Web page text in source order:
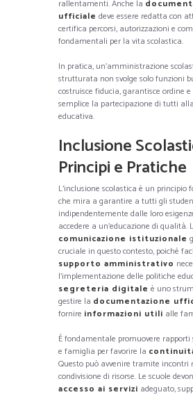
rallentamenti. Anche la
ufficiale deve essere redatta con
certifica percorsi, autorizzazioni e
fondamentali per la vita scolastica.
In pratica, un’amministrazione
strutturata non svolge solo funzioni
costruisce fiducia, garantisce ordine
semplice la partecipazione di tutti
educativa.
Inclusione
Principi e Pratiche
L’inclusione scolastica è un principio
che mira a garantire a tutti gli
indipendentemente dalle loro
accedere a un’educazione di qualità.
comunicazione istituzionale
cruciale in questo contesto, poiché
supporto amministrativo
l’implementazione delle politiche
segreteria digitale è uno
gestire la documentazione
fornire informazioni utili alle
È fondamentale promuovere
e famiglia per favorire la
Questo può avvenire tramite incontri
condivisione di risorse. Le scuole
accesso ai servizi adeguato,